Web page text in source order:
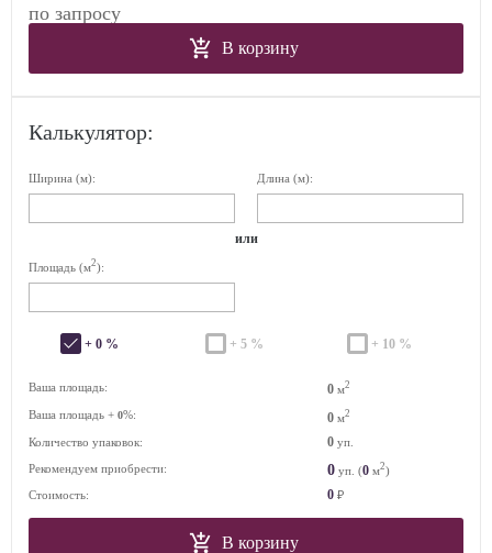
по запросу
В корзину
Калькулятор:
Ширина (м): Длина (м):
или
Площадь (м2):
+ 0 % + 5 % + 10 %
Ваша площадь: 0 м2
Ваша площадь + 0%: 0 м2
Количество упаковок: 0 уп.
Рекомендуем приобрести:
0 уп. (0 м2)
Стоимость:
0 ₽
В корзину